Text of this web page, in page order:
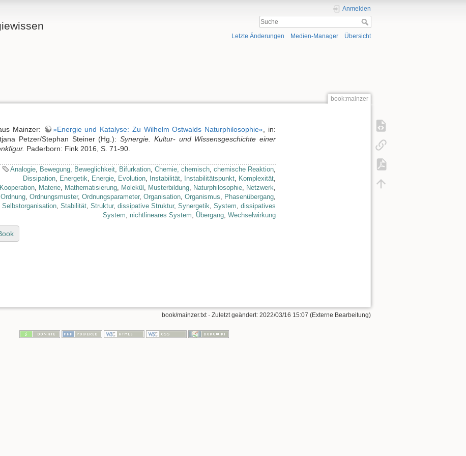
Anmelden
Letzte Änderungen Medien-Manager Übersicht
book:mainzer
Mainzer: »Energie und Katalyse: Zu Wilhelm Ostwalds Naturphilosophie«, in:
Petzer/Stephan Steiner (Hg.): Synergie. Kultur- und Wissensgeschichte einer
Paderborn: Fink 2016, S. 71-90.
Analogie Bewegung, Beweglichkeit Bifurkation Chemie, chemisch chemische Reaktion
Dissipation
Energetik Energie Evolution Instabilität Instabilitätspunkt Komplexität
Kooperation
Materie Mathematisierung Molekül Musterbildung Naturphilosophie Netzwerk
Ordnung Ordnungsmuster, Ordnungsparameter, Organisation Organismus Phasenübergang
Selbstorganisation Stabilität Struktur, dissipative Struktur, Synergetik System dissipatives
System
nichtlineares System Übergang Wechselwirkung
book/mainzer.txt· Zuletzt geändert: 2022/03/16 15:07 (Externe Bearbeitung)